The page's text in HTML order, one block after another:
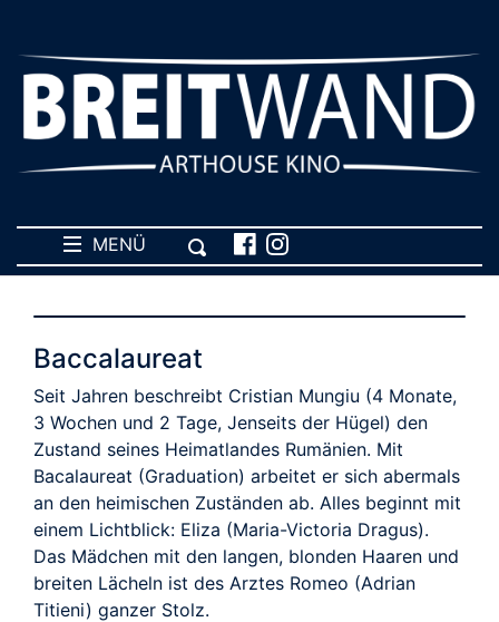
MENÜ
Baccalaureat
Seit Jahren beschreibt Cristian Mungiu (4 Monate,
3 Wochen und 2 Tage, Jenseits der Hügel) den
Zustand seines Heimatlandes Rumänien. Mit
Bacalaureat (Graduation) arbeitet er sich abermals
an den heimischen Zuständen ab. Alles beginnt mit
einem Lichtblick: Eliza (Maria-Victoria Dragus).
Das Mädchen mit den langen, blonden Haaren und
breiten Lächeln ist des Arztes Romeo (Adrian
Titieni) ganzer Stolz.